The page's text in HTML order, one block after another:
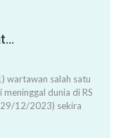
wartawan salah satu
dunia di RS
12/2023) sekira